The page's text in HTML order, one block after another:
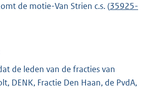
de motie-Van Strien c.s. (35925-
de leden van de fracties van
DENK, Fractie Den Haan, de PvdA,